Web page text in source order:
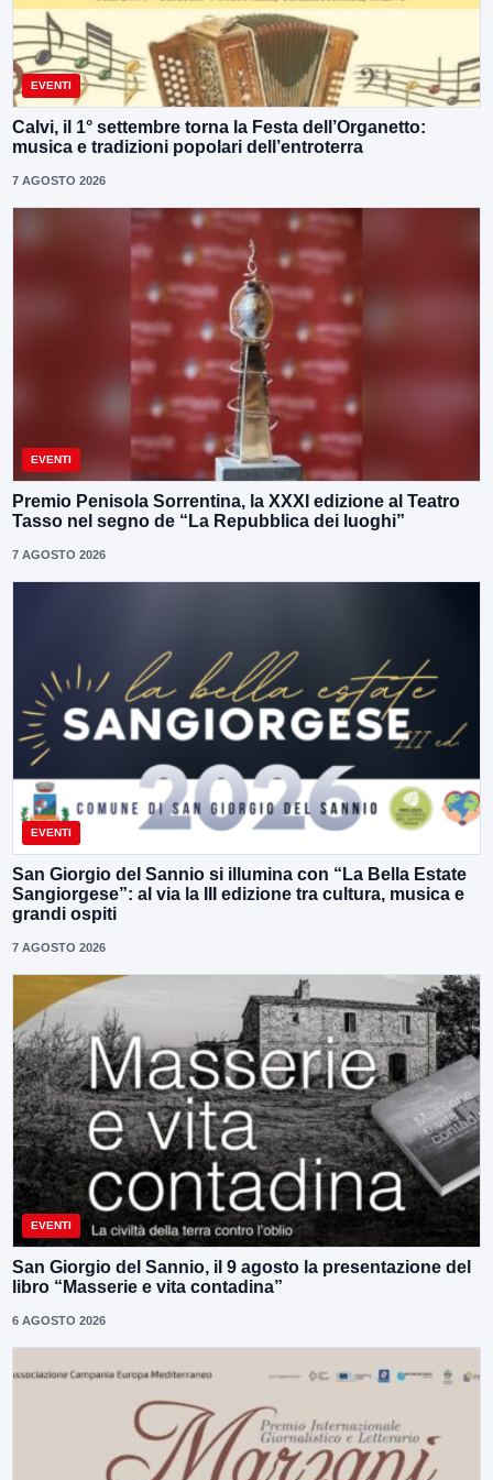
EVENTI
Calvi, il 1° settembre torna la Festa dell’Organetto:
musica e tradizioni popolari dell’entroterra
7 AGOSTO 2026
EVENTI
Premio Penisola Sorrentina, la XXXI edizione al Teatro
Tasso nel segno de “La Repubblica dei luoghi”
7 AGOSTO 2026
EVENTI
San Giorgio del Sannio si illumina con “La Bella Estate
Sangiorgese”: al via la III edizione tra cultura, musica e
grandi ospiti
7 AGOSTO 2026
EVENTI
San Giorgio del Sannio, il 9 agosto la presentazione del
libro “Masserie e vita contadina”
6 AGOSTO 2026